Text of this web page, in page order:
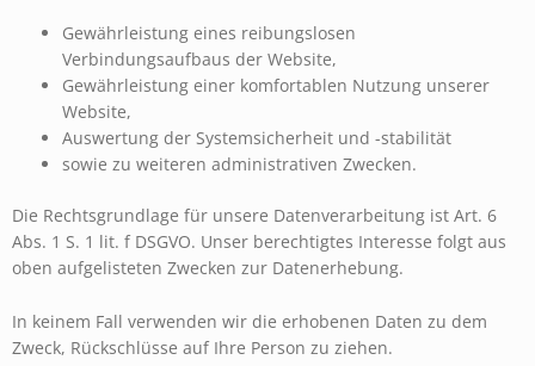
Gewährleistung eines reibungslosen
Verbindungsaufbaus der Website,
Gewährleistung einer komfortablen Nutzung unserer
Website,
Auswertung der Systemsicherheit und -stabilität
sowie zu weiteren administrativen Zwecken.
Die Rechtsgrundlage für unsere Datenverarbeitung ist Art. 6
Abs. 1 S. 1 lit. f DSGVO. Unser berechtigtes Interesse folgt aus
oben aufgelisteten Zwecken zur Datenerhebung.
In keinem Fall verwenden wir die erhobenen Daten zu dem
Zweck, Rückschlüsse auf Ihre Person zu ziehen.